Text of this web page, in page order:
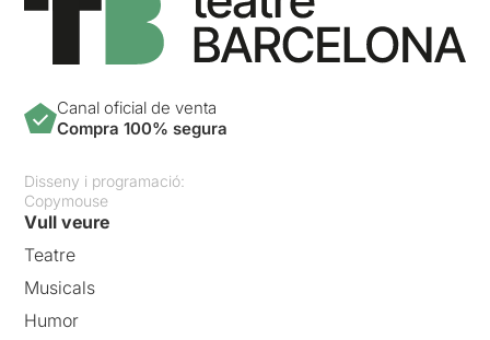
Canal oficial de venta
Compra 100% segura
Disseny i programació:
Copymouse
Vull veure
Teatre
Musicals
Humor